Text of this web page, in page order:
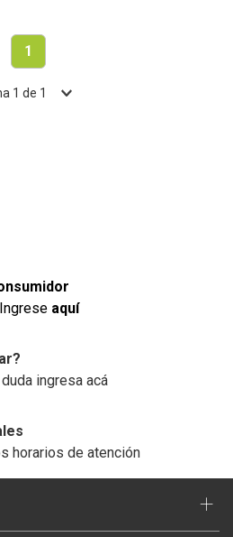
1
1 de 1
aquí
ingresa acá
horarios de atención
+